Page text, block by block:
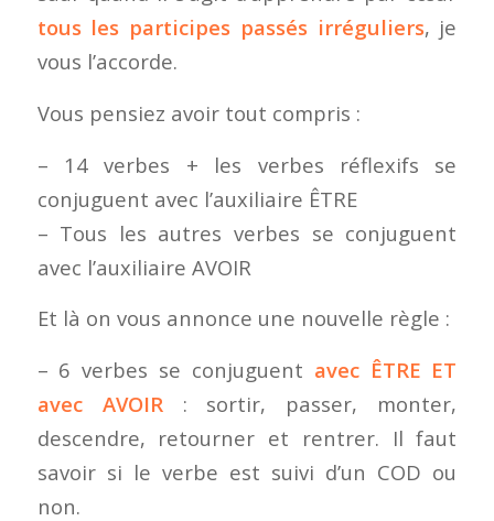
tous les participes passés irréguliers, je
vous l’accorde.
Vous pensiez avoir tout compris :
– 14 verbes + les verbes réflexifs se
conjuguent avec l’auxiliaire ÊTRE
– Tous les autres verbes se conjuguent
avec l’auxiliaire AVOIR
Et là on vous annonce une nouvelle règle :
– 6 verbes se conjuguent avec ÊTRE ET
avec AVOIR: sortir, passer, monter,
descendre, retourner et rentrer. Il faut
savoir si le verbe est suivi d’un COD ou
non.